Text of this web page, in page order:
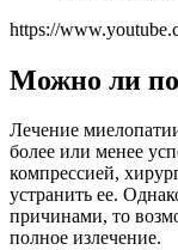
https://
Можно ли
Лечение
более или менее
компрессией,
устранить ее.
причинами, то
полное излечение.